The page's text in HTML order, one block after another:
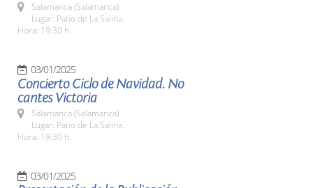
Salamanca (Salamanca)
Lugar: Patio de La Salina.
Hora: 19:30 h.
03/01/2025
Concierto Ciclo de Navidad. No
cantes Victoria
Salamanca (Salamanca)
Lugar: Patio de La Salina.
Hora: 19:30 h.
03/01/2025